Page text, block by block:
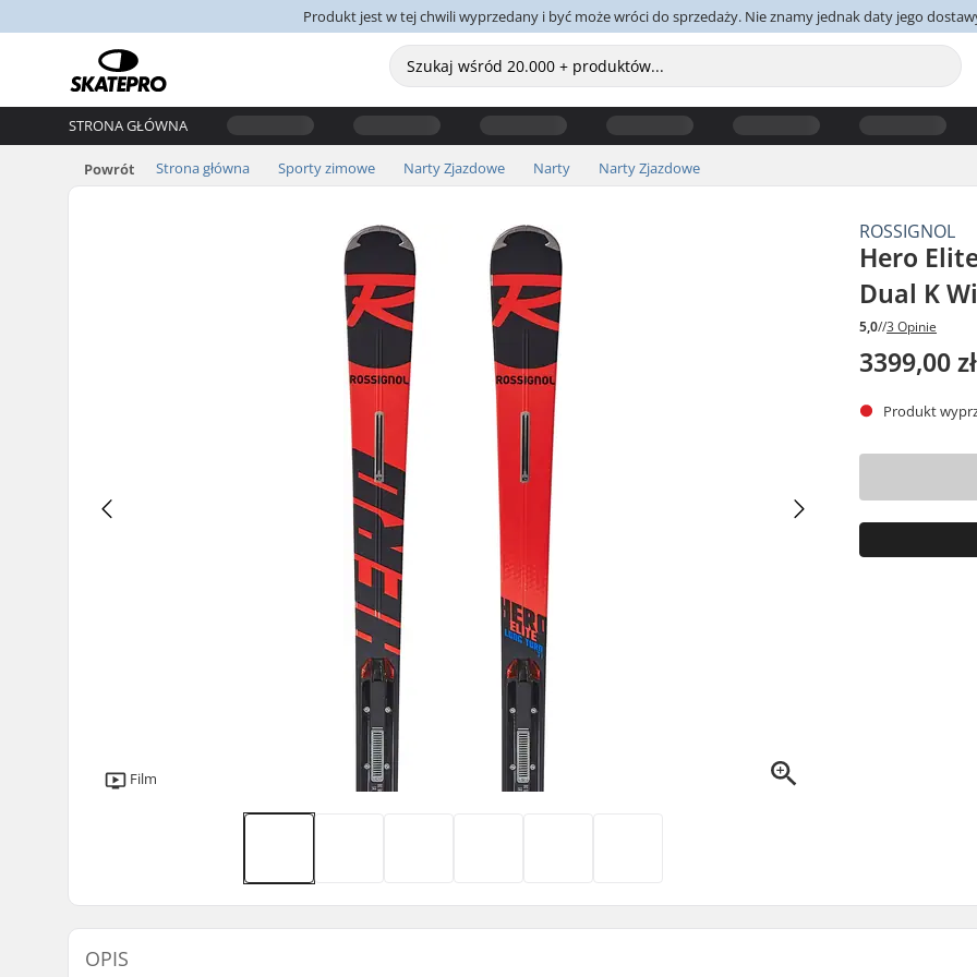
Produkt jest w tej chwili wyprzedany i być może wróci do sprzedaży. Nie znamy jednak daty jego
STRONA GŁÓWNA
Powrót Strona główna Sporty zimowe Narty Zjazdowe Narty Narty Zjazdowe
ROSSIGNOL
Hero
Dual K
5,0//3 Opinie
3399,00 zł
Film
Produkt
OPIS